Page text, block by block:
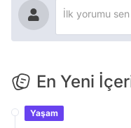
En Yeni
Yaşam